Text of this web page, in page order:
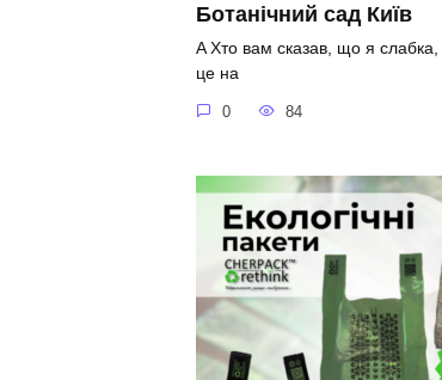
Ботанічний сад Київ
A Хто вам сказав, що я слабка,
це на
0 84